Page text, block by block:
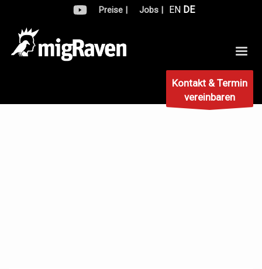
Preise | Jobs | EN DE
Kontakt & Termin
vereinbaren